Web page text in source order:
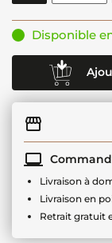
Disponible
Livraison à
Livraison en
Retrait gratuit